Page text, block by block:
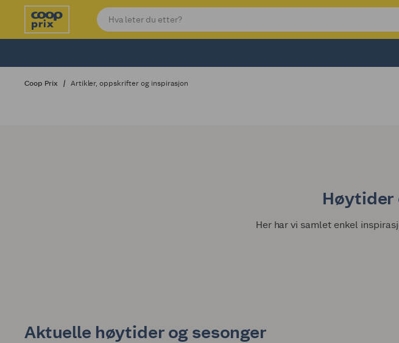
Coop Prix Artikler, oppskrifter og inspirasjon
Høytider
Her har vi samlet enkel
Aktuelle høytider og sesonger